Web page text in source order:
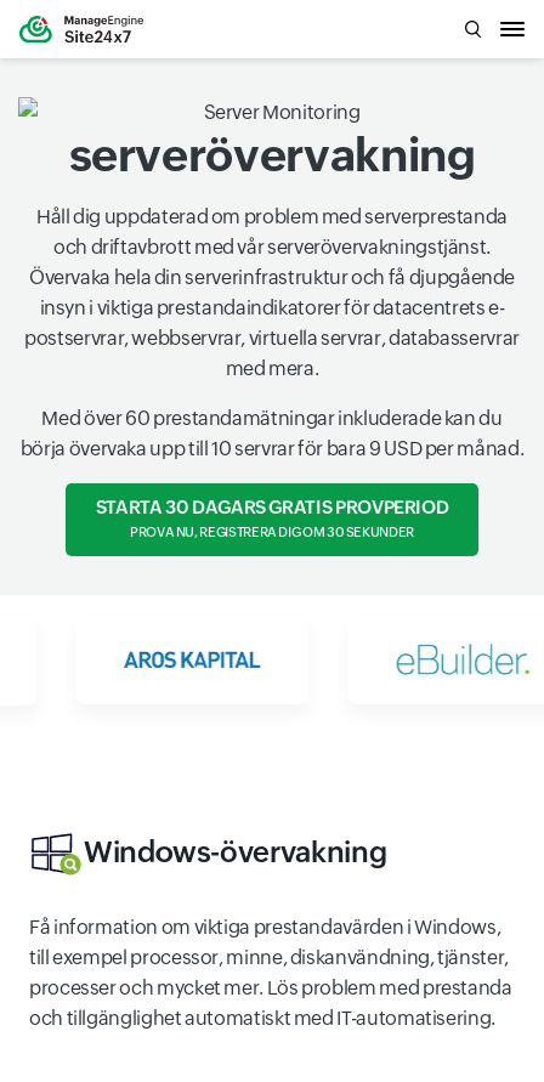
serverövervakning
Håll dig uppdaterad om problem med serverprestanda
och driftavbrott med vår serverövervakningstjänst.
Övervaka hela din serverinfrastruktur och få djupgående
insyn i viktiga prestandaindikatorer för datacentrets e-
postservrar, webbservrar, virtuella servrar, databasservrar
med mera.
Med över 60 prestandamätningar inkluderade kan du
börja övervaka upp till 10 servrar för bara 9 USD per månad.
STARTA 30 DAGARS GRATIS PROVPERIOD
PROVA NU, REGISTRERA DIG OM 30 SEKUNDER
Windows-övervakning
Få information om viktiga prestandavärden i Windows,
till exempel processor, minne, diskanvändning, tjänster,
processer och mycket mer. Lös problem med prestanda
och tillgänglighet automatiskt med IT-automatisering.